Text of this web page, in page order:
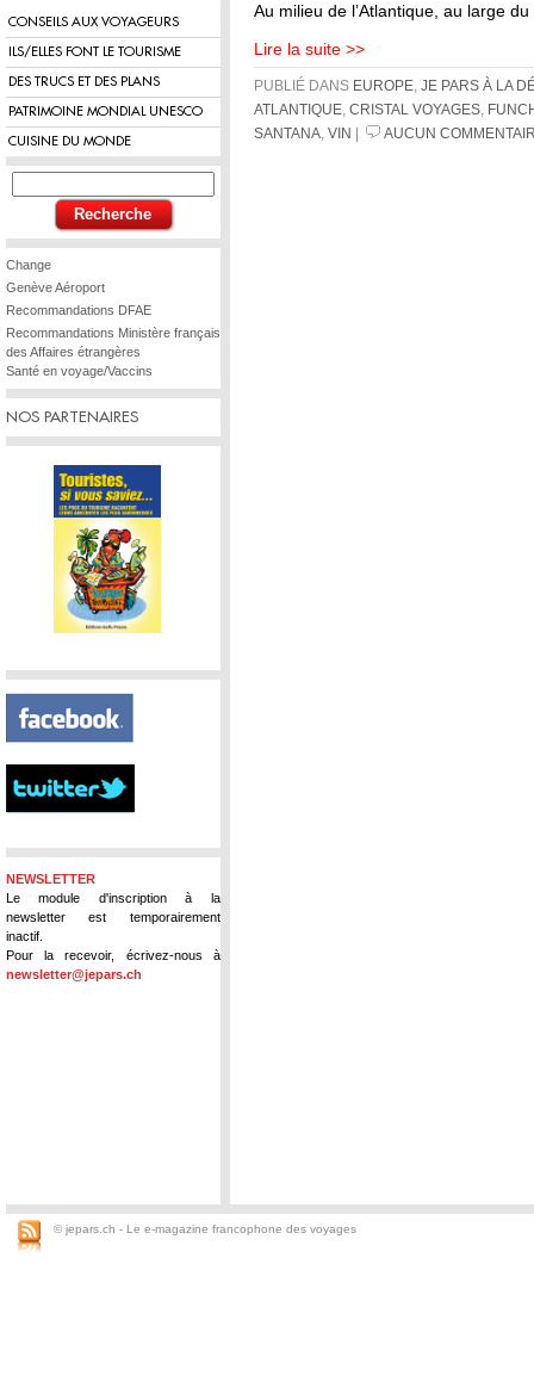
CONSEILS AUX VOYAGEURS
ILS/ELLES FONT LE TOURISME
DES TRUCS ET DES PLANS
PATRIMOINE MONDIAL UNESCO
CUISINE DU MONDE
Change
Genève Aéroport
Recommandations DFAE
Recommandations Ministère français
des Affaires étrangères
Santé en voyage/Vaccins
NOS PARTENAIRES
NEWSLETTER
Le module d'inscription à la
newsletter est temporairement
inactif.
Pour la recevoir, écrivez-nous à
newsletter@jepars.ch
Au milieu de l’Atlantique, au large
Lire la suite >>
PUBLIÉ DANS EUROPE JE PARS À LA
ATLANTIQUE CRISTAL VOYAGES
SANTANA VIN AUCUN
© jepars.ch - Le e-magazine francophone des voyages